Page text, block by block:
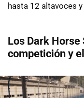
hasta 12 altavoces
Los Dark Horse
competición y